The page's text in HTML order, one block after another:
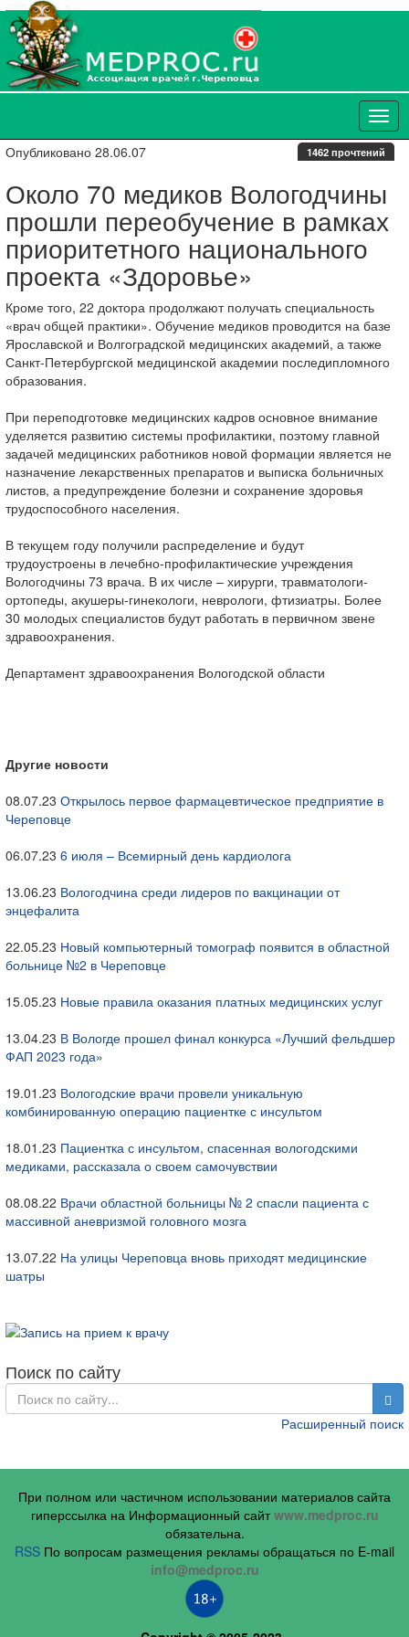
Опубликовано 28.06.07 1462 прочтений
Около 70 медиков Вологодчины
прошли переобучение в рамках
приоритетного национального
проекта «Здоровье»
Кроме того, 22 доктора продолжают получать специальность
«врач общей практики». Обучение медиков проводится на базе
Ярославской и Волгоградской медицинских академий, а также
Санкт-Петербургской медицинской академии последипломного
образования.
При переподготовке медицинских кадров основное внимание
уделяется развитию системы профилактики, поэтому главной
задачей медицинских работников новой формации является не
назначение лекарственных препаратов и выписка больничных
листов, а предупреждение болезни и сохранение здоровья
трудоспособного населения.
В текущем году получили распределение и будут
трудоустроены в лечебно-профилактические учреждения
Вологодчины 73 врача. В их числе – хирурги, травматологи-
ортопеды, акушеры-гинекологи, неврологи, фтизиатры. Более
30 молодых специалистов будут работать в первичном звене
здравоохранения.
Департамент здравоохранения Вологодской области
Другие новости
08.07.23 Открылось первое фармацевтическое предприятие в
Череповце
06.07.23 6 июля – Всемирный день кардиолога
13.06.23 Вологодчина среди лидеров по вакцинации от
энцефалита
22.05.23 Новый компьютерный томограф появится в областной
больнице №2 в Череповце
15.05.23 Новые правила оказания платных медицинских услуг
13.04.23 В Вологде прошел финал конкурса «Лучший фельдшер
ФАП 2023 года»
19.01.23 Вологодские врачи провели уникальную
комбинированную операцию пациентке с инсультом
18.01.23 Пациентка с инсультом, спасенная вологодскими
медиками, рассказала о своем самочувствии
08.08.22 Врачи областной больницы № 2 спасли пациента с
массивной аневризмой головного мозга
13.07.22 На улицы Череповца вновь приходят медицинские
шатры
Поиск по сайту
Расширенный поиск
При полном или частичном использовании материалов сайта
гиперссылка на Информационный сайтwww.medproc.ru
обязательна.
RSS По вопросам размещения рекламы обращаться по E-mail
info@medproc.ru